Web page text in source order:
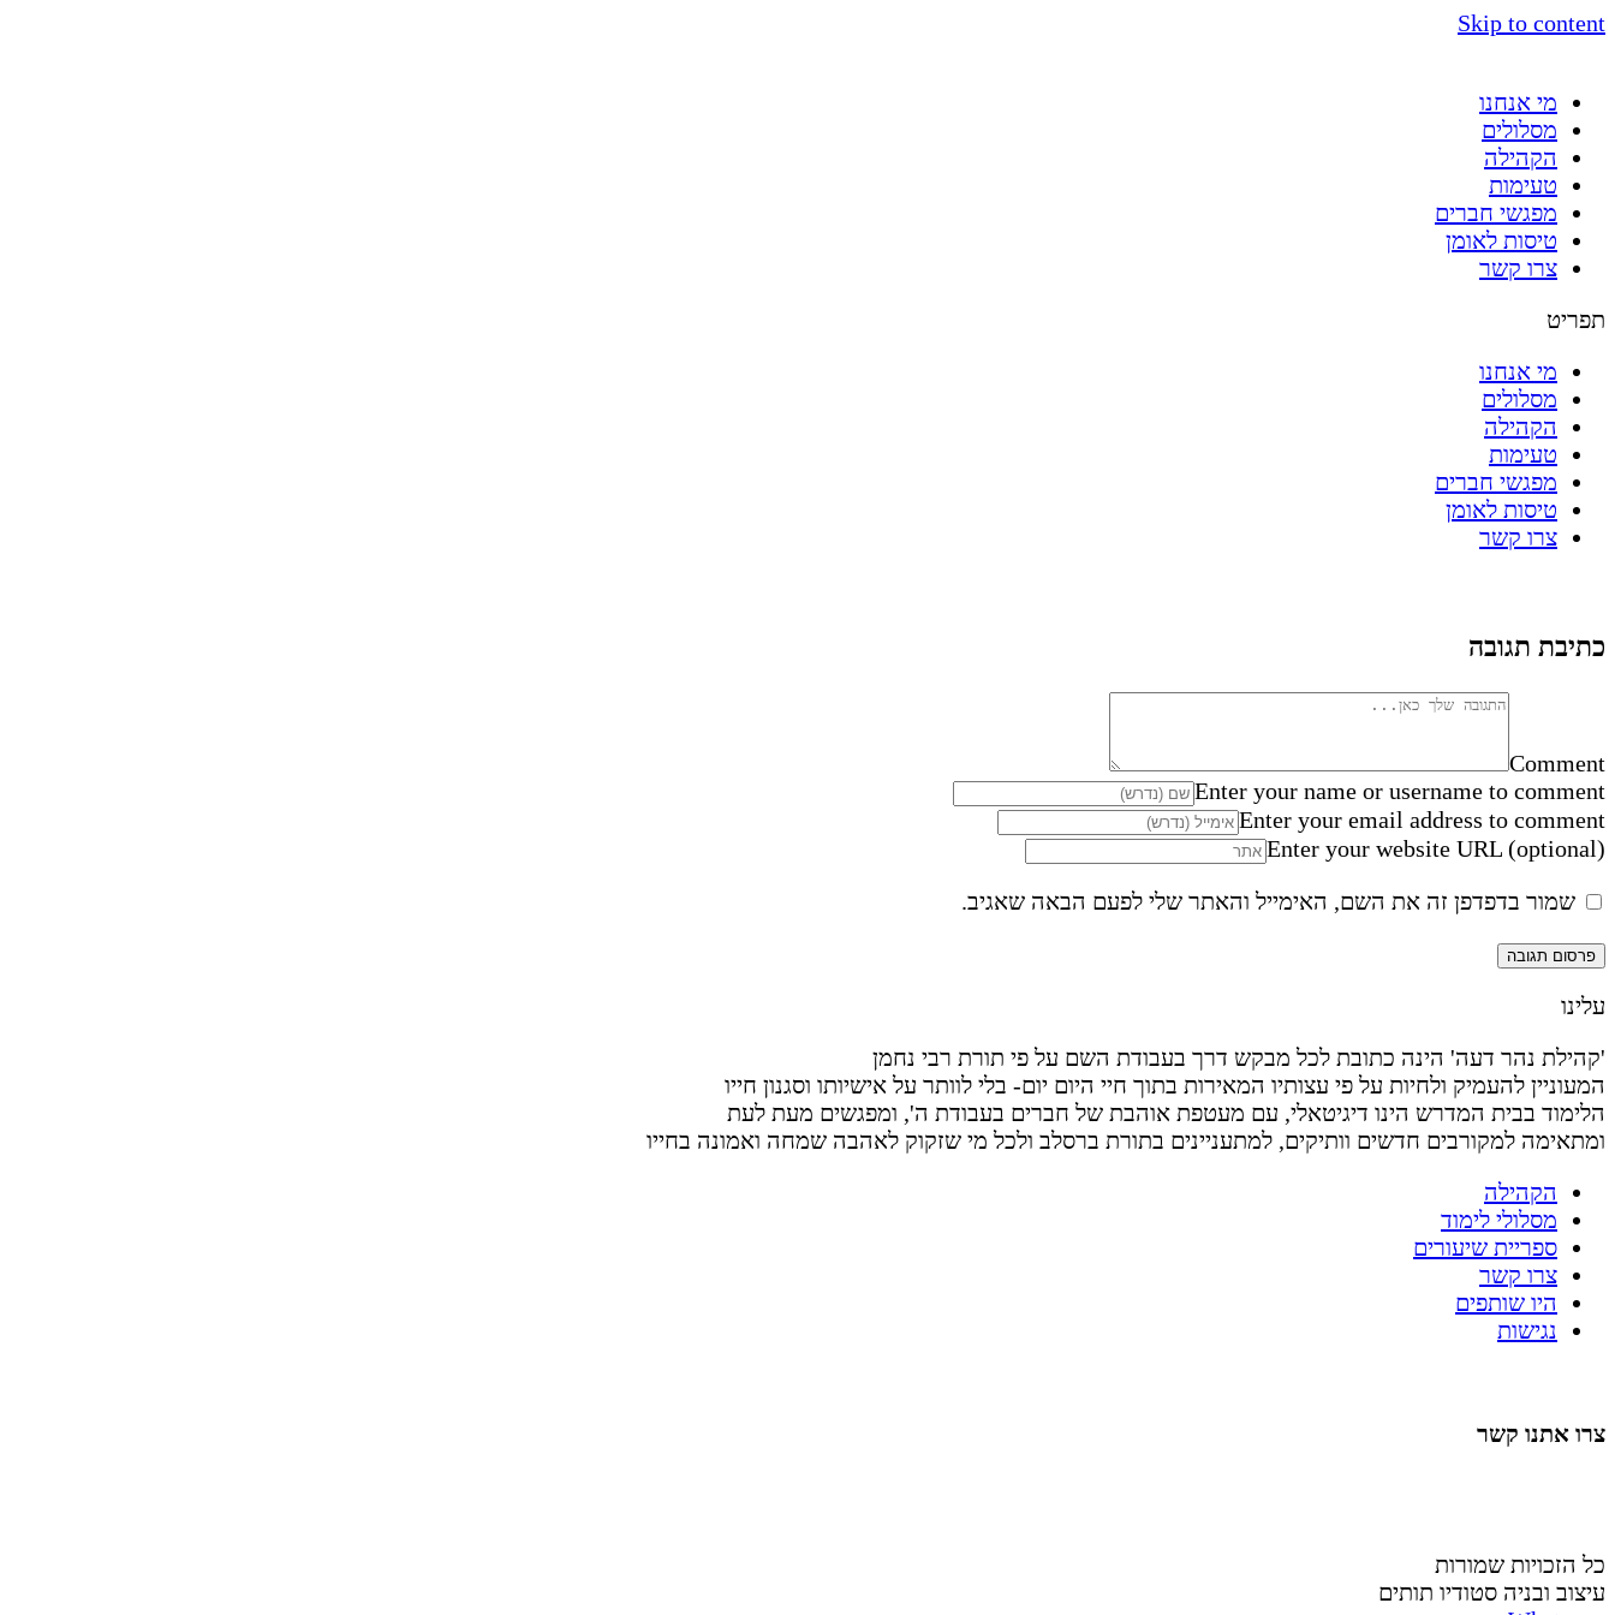
Skip to content
מי אנחנו
מסלולים
הקהילה
טעימות
מפגשי חברים
טיסות לאומן
צרו קשר
תפריט
מי אנחנו
מסלולים
הקהילה
טעימות
מפגשי חברים
טיסות לאומן
צרו קשר
כתיבת תגובה
Comment
Enter your name or username to comment
Enter your email address to comment
Enter your website URL (optional)
שמור בדפדפן זה את השם, האימייל והאתר שלי לפעם הבאה שאגיב.
עלינו
'קהילת נהר דעה' הינה כתובת לכל מבקש דרך בעבודת השם על פי תורת רבי נחמן
המעוניין להעמיק ולחיות על פי עצותיו המאירות בתוך חיי היום יום- בלי לוותר על אישיותו וסגנון חייו
הלימוד בבית המדרש הינו דיגיטאלי, עם מעטפת אוהבת של חברים בעבודת ה', ומפגשים מעת לעת
ומתאימה למקורבים חדשים וותיקים, למתעניינים בתורת ברסלב ולכל מי שזקוק לאהבה שמחה ואמונה בחייו
הקהילה
מסלולי לימוד
ספריית שיעורים
צרו קשר
היו שותפים
נגישות
צרו אתנו קשר
כל הזכויות שמורות
עיצוב ובניה סטודיו תותים